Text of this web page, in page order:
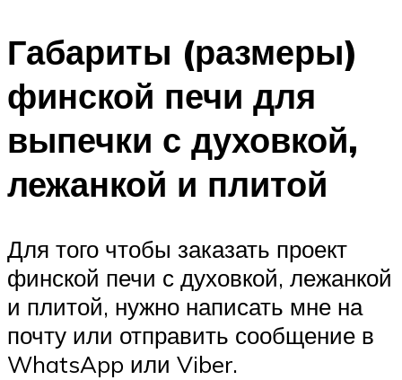
Габариты (размеры)
финской печи для
выпечки с духовкой,
лежанкой и плитой
Для того чтобы заказать проект
финской печи с духовкой, лежанкой
и плитой, нужно написать мне на
почту или отправить сообщение в
WhatsApp или Viber.